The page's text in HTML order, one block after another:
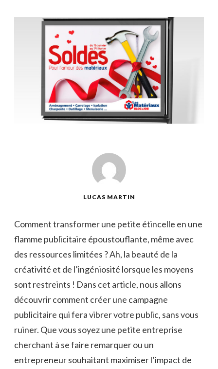
LUCAS MARTIN
Comment ‌transformer une petite étincelle en une
flamme‌ publicitaire époustouflante, même avec
des ressources‌ limitées ? Ah, ⁣la beauté de‍ la
créativité et de l’ingéniosité lorsque les moyens
⁤sont restreints ! Dans cet article,‍ nous allons ​
découvrir comment‍ créer une⁢ campagne ​
publicitaire ‌qui​ fera vibrer votre public, sans vous
ruiner. Que vous soyez une petite entreprise
cherchant⁣ à se faire remarquer ou un
entrepreneur souhaitant ‍maximiser l’impact ​de